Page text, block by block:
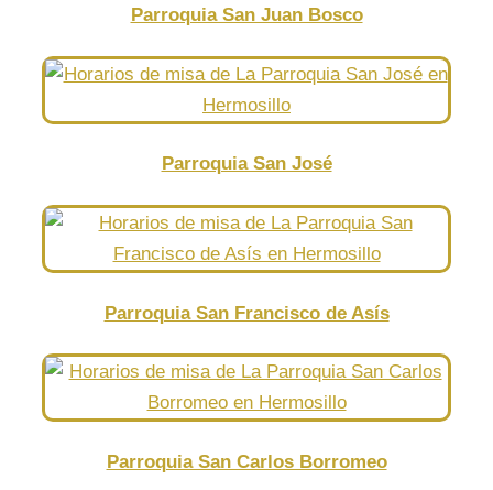
Parroquia San Juan Bosco
Parroquia San José
Parroquia San Francisco de Asís
Parroquia San Carlos Borromeo